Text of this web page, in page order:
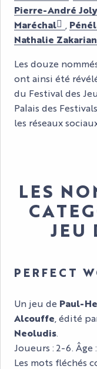
Pierre-André Joly
Maréchal
Nathalie Zakarian
Les douze
ont ainsi été
du Festival des
Palais des
les réseaux
LES
JEU
PERFECT
Un jeu de Paul-
Alcouffe , édité
Neoludis.
Joueurs : 2-6. Âge
Les mots fléchés